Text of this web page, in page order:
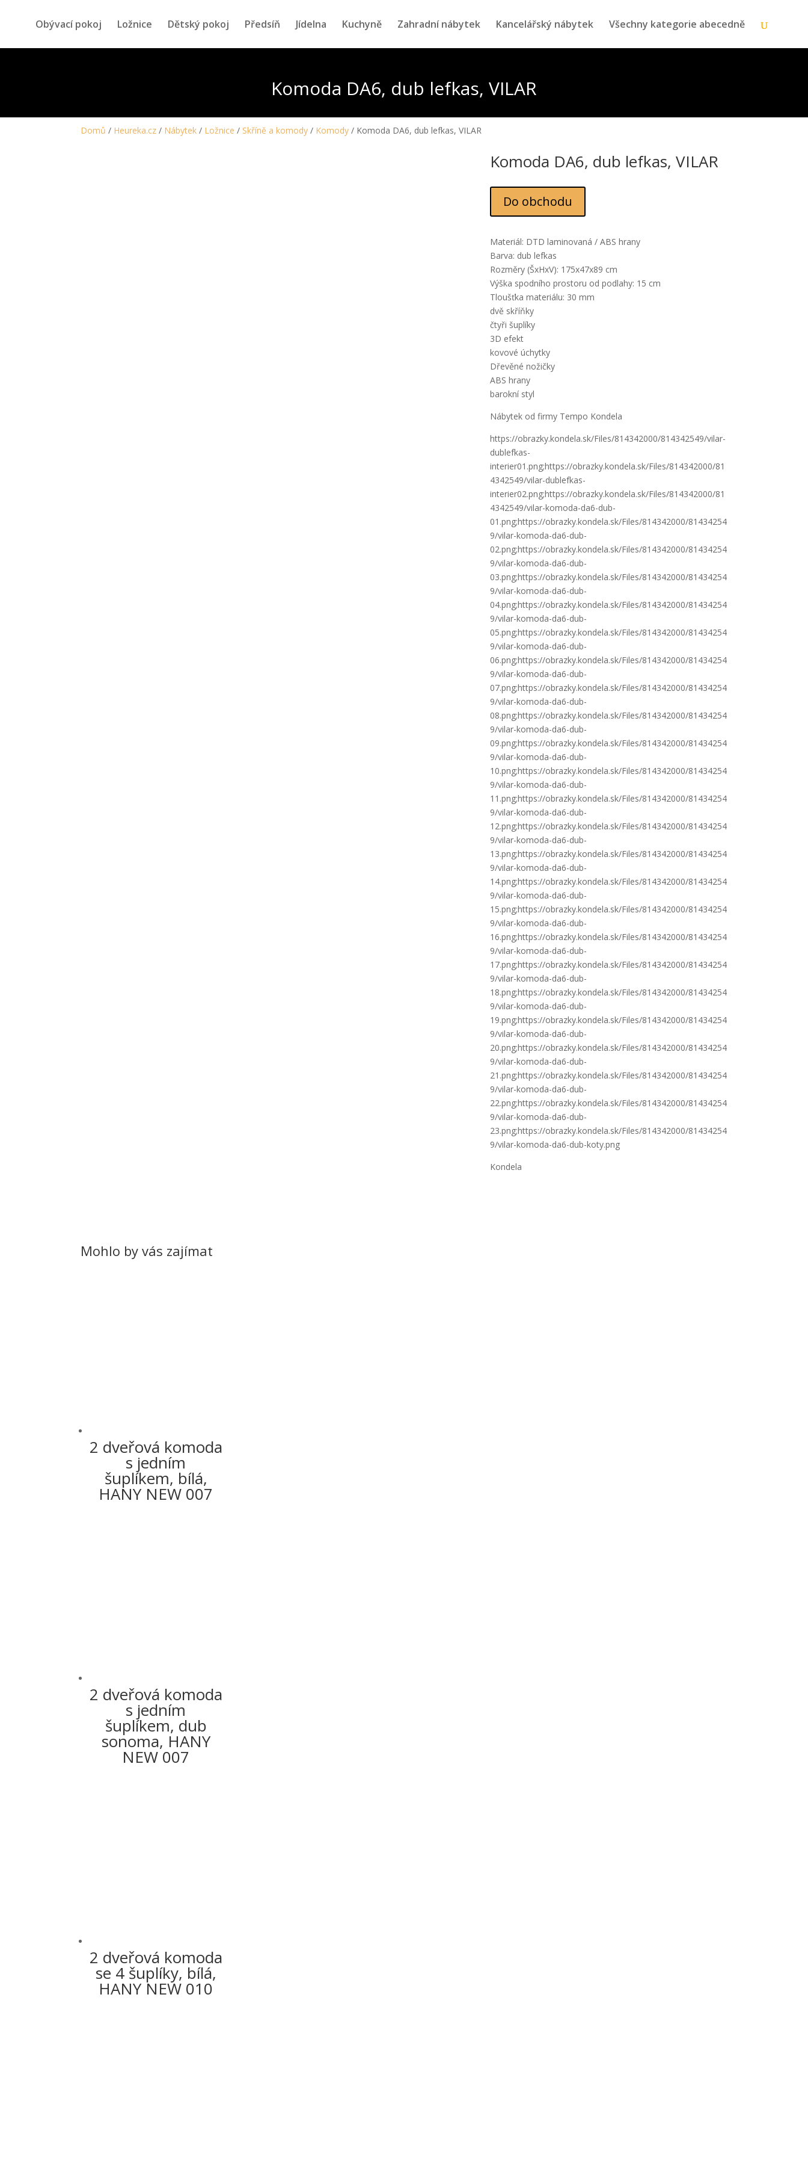
Obývací pokoj Ložnice Dětský pokoj Předsíň Jídelna Kuchyně Zahradní nábytek Kancelářský nábytek Všechny kategorie abecedně
Komoda DA6, dub lefkas, VILAR
Domů / Heureka.cz / Nábytek / Ložnice / Skříně a komody / Komody / Komoda DA6, dub lefkas, VILAR
Komoda DA6, dub lefkas, VILAR
Do obchodu
Materiál: DTD laminovaná / ABS hrany
Barva: dub lefkas
Rozměry (ŠxHxV): 175x47x89 cm
Výška spodního prostoru od podlahy: 15 cm
Tloušťka materiálu: 30 mm
dvě skříňky
čtyři šuplíky
3D efekt
kovové úchytky
Dřevěné nožičky
ABS hrany
barokní styl
Nábytek od firmy Tempo Kondela
https://obrazky.kondela.sk/Files/814342000/814342549/vilar-
dublefkas-
interier01.png;https://obrazky.kondela.sk/Files/814342000/81
4342549/vilar-dublefkas-
interier02.png;https://obrazky.kondela.sk/Files/814342000/81
4342549/vilar-komoda-da6-dub-
01.png;https://obrazky.kondela.sk/Files/814342000/81434254
9/vilar-komoda-da6-dub-
02.png;https://obrazky.kondela.sk/Files/814342000/81434254
9/vilar-komoda-da6-dub-
03.png;https://obrazky.kondela.sk/Files/814342000/81434254
9/vilar-komoda-da6-dub-
04.png;https://obrazky.kondela.sk/Files/814342000/81434254
9/vilar-komoda-da6-dub-
05.png;https://obrazky.kondela.sk/Files/814342000/81434254
9/vilar-komoda-da6-dub-
06.png;https://obrazky.kondela.sk/Files/814342000/81434254
9/vilar-komoda-da6-dub-
07.png;https://obrazky.kondela.sk/Files/814342000/81434254
9/vilar-komoda-da6-dub-
08.png;https://obrazky.kondela.sk/Files/814342000/81434254
9/vilar-komoda-da6-dub-
09.png;https://obrazky.kondela.sk/Files/814342000/81434254
9/vilar-komoda-da6-dub-
10.png;https://obrazky.kondela.sk/Files/814342000/81434254
9/vilar-komoda-da6-dub-
11.png;https://obrazky.kondela.sk/Files/814342000/81434254
9/vilar-komoda-da6-dub-
12.png;https://obrazky.kondela.sk/Files/814342000/81434254
9/vilar-komoda-da6-dub-
13.png;https://obrazky.kondela.sk/Files/814342000/81434254
9/vilar-komoda-da6-dub-
14.png;https://obrazky.kondela.sk/Files/814342000/81434254
9/vilar-komoda-da6-dub-
15.png;https://obrazky.kondela.sk/Files/814342000/81434254
9/vilar-komoda-da6-dub-
16.png;https://obrazky.kondela.sk/Files/814342000/81434254
9/vilar-komoda-da6-dub-
17.png;https://obrazky.kondela.sk/Files/814342000/81434254
9/vilar-komoda-da6-dub-
18.png;https://obrazky.kondela.sk/Files/814342000/81434254
9/vilar-komoda-da6-dub-
19.png;https://obrazky.kondela.sk/Files/814342000/81434254
9/vilar-komoda-da6-dub-
20.png;https://obrazky.kondela.sk/Files/814342000/81434254
9/vilar-komoda-da6-dub-
21.png;https://obrazky.kondela.sk/Files/814342000/81434254
9/vilar-komoda-da6-dub-
22.png;https://obrazky.kondela.sk/Files/814342000/81434254
9/vilar-komoda-da6-dub-
23.png;https://obrazky.kondela.sk/Files/814342000/81434254
9/vilar-komoda-da6-dub-koty.png
Kondela
Mohlo by vás zajímat
2 dveřová komoda
s jedním
šuplíkem, bílá,
HANY NEW 007
2 dveřová komoda
s jedním
šuplíkem, dub
sonoma, HANY
NEW 007
2 dveřová komoda
se 4 šuplíky, bílá,
HANY NEW 010